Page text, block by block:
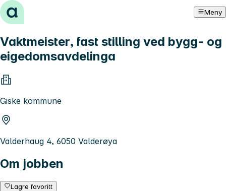
Hopp til innhold Meny
Vaktmeister, fast stilling ved bygg- og
eigedomsavdelinga
Giske kommune
Valderhaug 4, 6050 Valderøya
Om jobben
Lagre favoritt